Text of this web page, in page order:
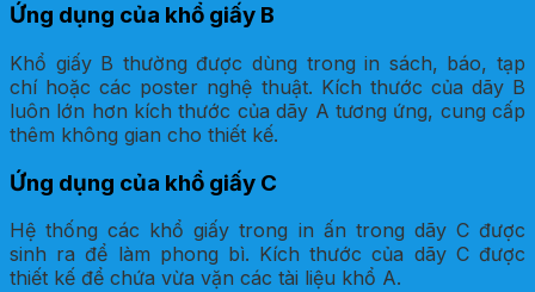
Ứng dụng của khổ giấy B
Khổ giấy B thường được dùng trong in sách, báo, tạp
chí hoặc các poster nghệ thuật. Kích thước của dãy B
luôn lớn hơn kích thước của dãy A tương ứng, cung cấp
thêm không gian cho thiết kế.
Ứng dụng của khổ giấy C
Hệ thống các khổ giấy trong in ấn trong dãy C được
sinh ra để làm phong bì. Kích thước của dãy C được
thiết kế để chứa vừa vặn các tài liệu khổ A.